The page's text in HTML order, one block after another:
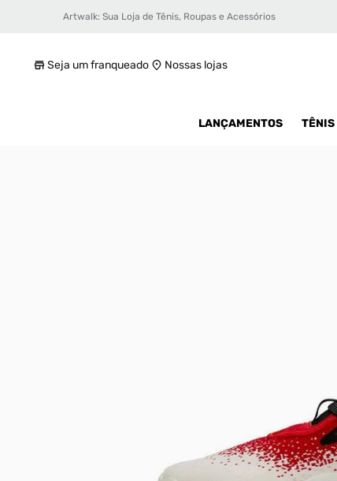
Artwalk: Sua Loja de Tênis, Roupas e Acessórios
Seja um franqueado Nossas lojas
LANÇAMENTOS TÊNIS
Tênis Adidas Trae Young 3 Masculino